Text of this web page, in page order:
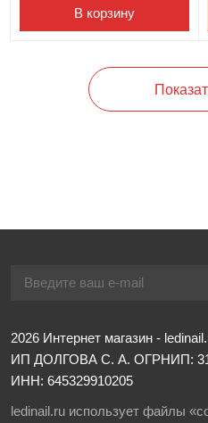
В корзину
2026 Интернет магазин -
ИП ДОЛГОВА С. А. ОГРНИП:
ИНН: 645329910205
ledinail.ru использует файлы